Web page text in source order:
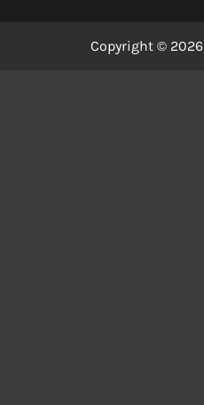
Copyright © 2026